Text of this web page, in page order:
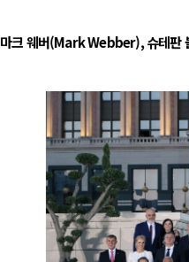
마크 웨버(Mark Webber), 슈테
러시아-